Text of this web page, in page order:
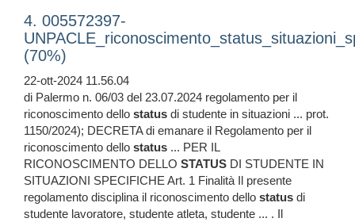
4. 005572397-
(70%)
22-ott-2024 11.56.04
di Palermo n. 06/03 del 23.07.2024 regolamento per il
riconoscimento dello status di studente in situazioni ... prot.
1150/2024); DECRETA di emanare il Regolamento per il
riconoscimento dello status ... PER IL
RICONOSCIMENTO DELLO STATUS DI STUDENTE IN
SITUAZIONI SPECIFICHE Art. 1 Finalità Il presente
regolamento disciplina il riconoscimento dello status di
studente lavoratore, studente atleta, studente ... . Il